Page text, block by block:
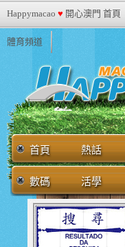
Happymacao ♥ 開心澳門 首頁
體育頻道
首頁 熱話
數碼 活學